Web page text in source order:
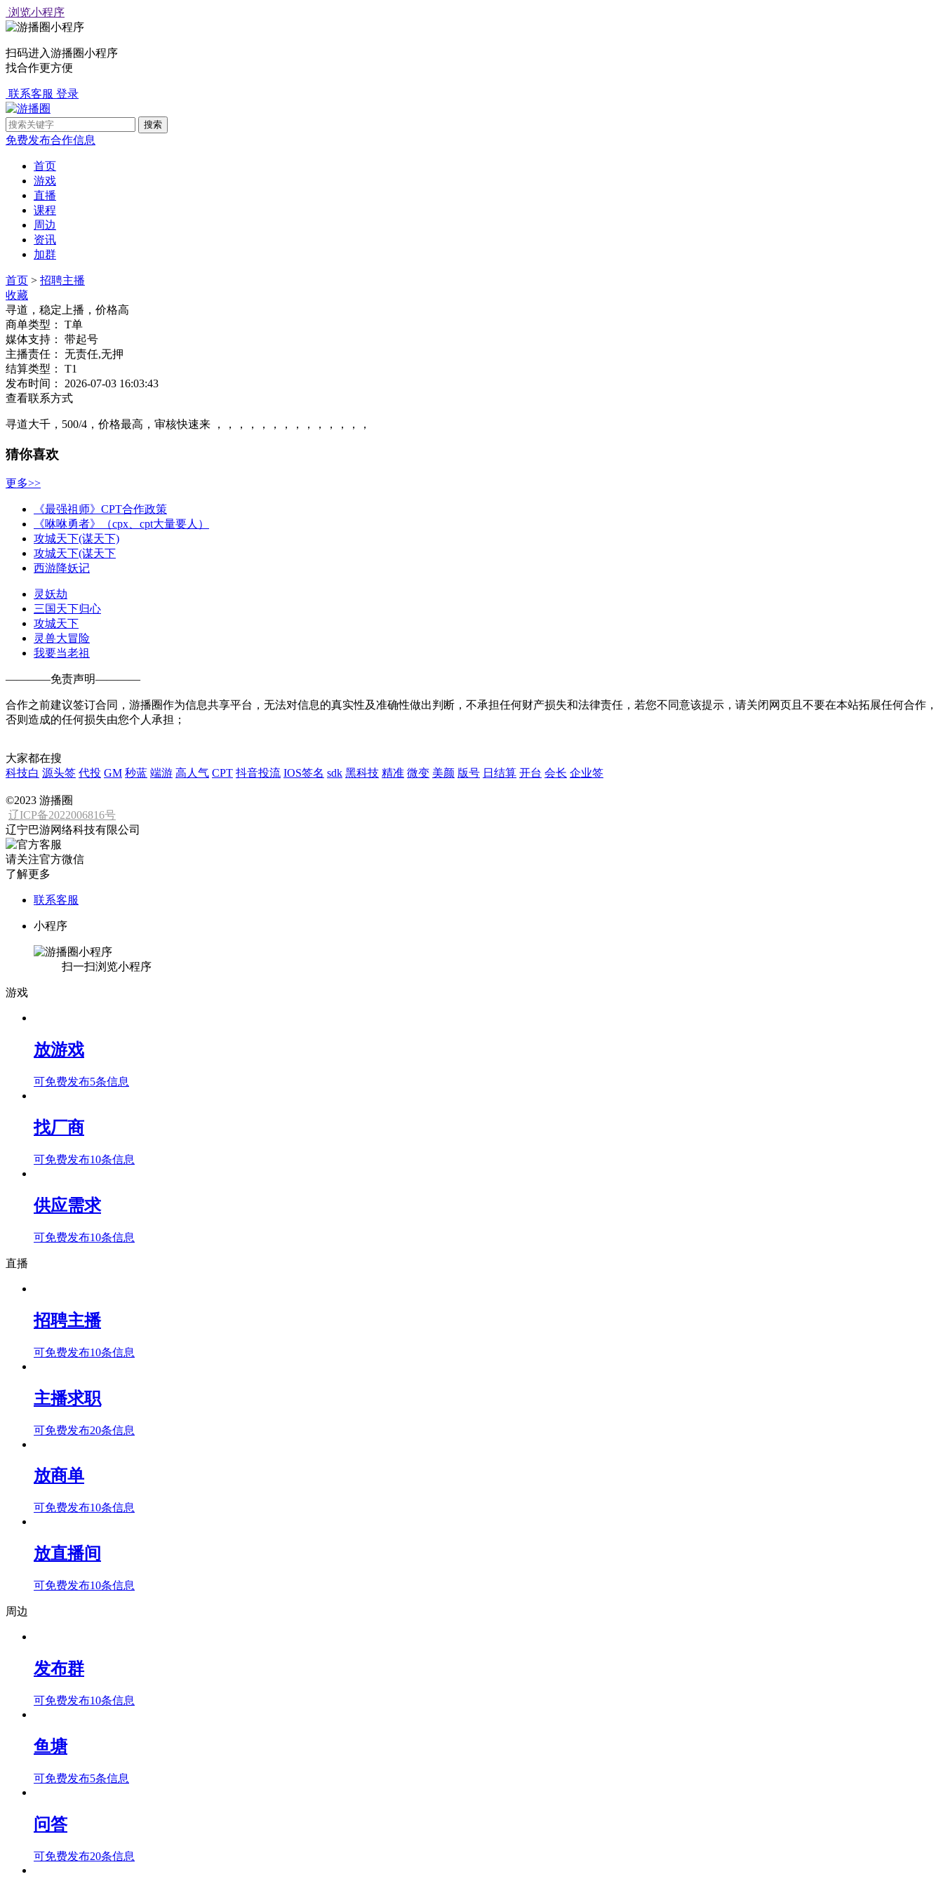
浏览小程序
扫码进入游播圈小程序
找合作更方便
联系客服 登录
免费发布合作信息
首页
游戏
直播
课程
周边
资讯
加群
首页 > 招聘主播
收藏
寻道，稳定上播，价格高
商单类型：
T单
媒体支持：
带起号
主播责任：
无责任,无押
结算类型：
T1
发布时间：
2026-07-03 16:03:43
查看联系方式
寻道大千，500/4，价格最高，审核快速来 ，，，，，，，，，，，，，，
猜你喜欢
更多>>
《最强祖师》CPT合作政策
《咻咻勇者》（cpx、cpt大量要人）
攻城天下(谋天下)
攻城天下(谋天下
西游降妖记
灵妖劫
三国天下归心
攻城天下
灵兽大冒险
我要当老祖
————免责声明————
合作之前建议签订合同，游播圈作为信息共享平台，无法对信息的真实性及准确性做出判断，不承担任何财产损失和法律责任，若您不同意该提示，请关闭网页且不要在本站拓展任何合作，
否则造成的任何损失由您个人承担；
大家都在搜
科技白 源头签 代投 GM 秒蓝 端游 高人气 CPT 抖音投流 IOS签名 sdk 黑科技 精准 微变 美颜 版号 日结算 开台 会长 企业签
©2023 游播圈
辽ICP备2022006816号
辽宁巴游网络科技有限公司
请关注官方微信
了解更多
联系客服
小程序
扫一扫浏览小程序
游戏
放游戏
可免费发布5条信息
找厂商
可免费发布10条信息
供应需求
可免费发布10条信息
直播
招聘主播
可免费发布10条信息
主播求职
可免费发布20条信息
放商单
可免费发布10条信息
放直播间
可免费发布10条信息
周边
发布群
可免费发布10条信息
鱼塘
可免费发布5条信息
问答
可免费发布20条信息